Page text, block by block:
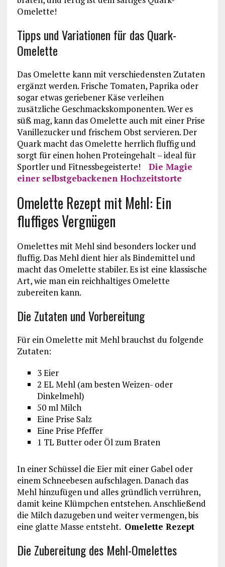
Omelette!
Tipps und Variationen für das Quark-
Omelette
Das Omelette kann mit verschiedensten Zutaten
ergänzt werden. Frische Tomaten, Paprika oder
sogar etwas geriebener Käse verleihen
zusätzliche Geschmackskomponenten. Wer es
süß mag, kann das Omelette auch mit einer Prise
Vanillezucker und frischem Obst servieren. Der
Quark macht das Omelette herrlich fluffig und
sorgt für einen hohen Proteingehalt – ideal für
Sportler und Fitnessbegeisterte! Die Magie
einer selbstgebackenen Hochzeitstorte
Omelette Rezept mit Mehl: Ein
fluffiges Vergnügen
Omelettes mit Mehl sind besonders locker und
fluffig. Das Mehl dient hier als Bindemittel und
macht das Omelette stabiler. Es ist eine klassische
Art, wie man ein reichhaltiges Omelette
zubereiten kann.
Die Zutaten und Vorbereitung
Für ein Omelette mit Mehl brauchst du folgende
Zutaten:
3 Eier
2 EL Mehl (am besten Weizen- oder
Dinkelmehl)
50 ml Milch
Eine Prise Salz
Eine Prise Pfeffer
1 TL Butter oder Öl zum Braten
In einer Schüssel die Eier mit einer Gabel oder
einem Schneebesen aufschlagen. Danach das
Mehl hinzufügen und alles gründlich verrühren,
damit keine Klümpchen entstehen. Anschließend
die Milch dazugeben und weiter vermengen, bis
eine glatte Masse entsteht. Omelette Rezept
Die Zubereitung des Mehl-Omelettes